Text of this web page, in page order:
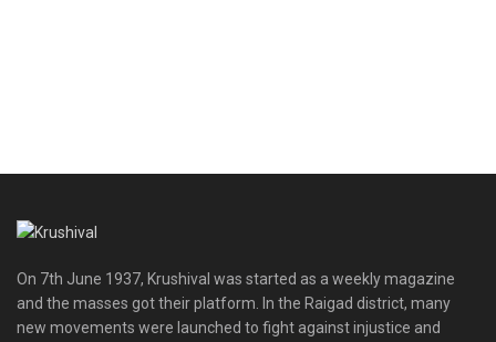
On 7th June 1937, Krushival was started as a weekly magazine
and the masses got their platform. In the Raigad district, many
new movements were launched to fight against injustice and